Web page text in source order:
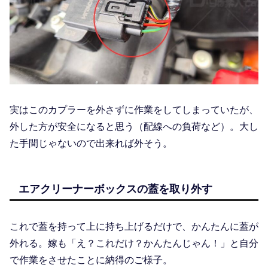
実はこのカプラーを外さずに作業をしてしまっていたが、
外した方が安全になると思う（配線への負荷など）。大し
た手間じゃないので出来れば外そう。
エアクリーナーボックスの蓋を取り外す
これで蓋を持って上に持ち上げるだけで、かんたんに蓋が
外れる。嫁も「え？これだけ？かんたんじゃん！」と自分
で作業をさせたことに納得のご様子。